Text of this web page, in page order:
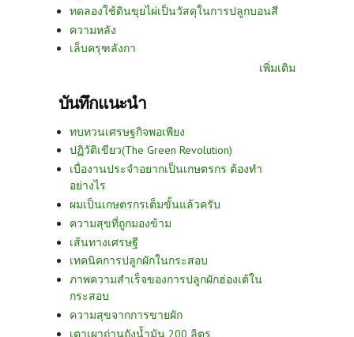
ทดลองใช้ดินขุยไผ่เป็นวัสดุในการปลูกบอนสี
ความหลัง
เล็บครุฑลังกา
เพิ่มเติม
บันทึกแนะนำ
ทบทวนเศรษฐกิจพอเพียง
ปฏิวัติเขียว(The Green Revolution)
เบื่องานประจำอยากเป็นเกษตรกร ต้องทำ
อย่างไร
ผมเป็นเกษตรกรเต็มขั้นแล้วครับ
ความสุขที่ถูกมองข้าม
เส้นทางเศรษฐี
เทคนิคการปลูกผักในกระสอบ
ภาพความสำเร็จของการปลูกผักฮ่องเต้ใน
กระสอบ
ความสุขจากการขายผัก
เตาเผาถ่านถังน้ำมัน 200 ลิตร